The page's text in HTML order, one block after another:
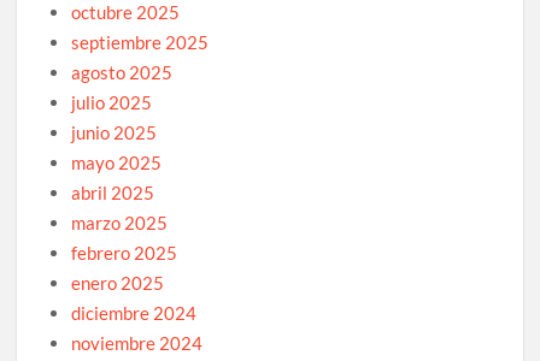
octubre 2025
septiembre 2025
agosto 2025
julio 2025
junio 2025
mayo 2025
abril 2025
marzo 2025
febrero 2025
enero 2025
diciembre 2024
noviembre 2024